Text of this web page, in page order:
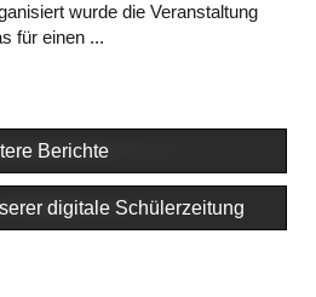
wurde die Veranstaltung
für einen ...
Berichte
digitale Schülerzeitung